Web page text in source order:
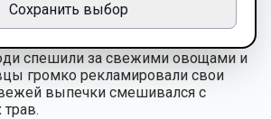
рынке было особенно
спешили за свежими овощами и
громко рекламировали свои
выпечки смешивался с
Сохранить выбор